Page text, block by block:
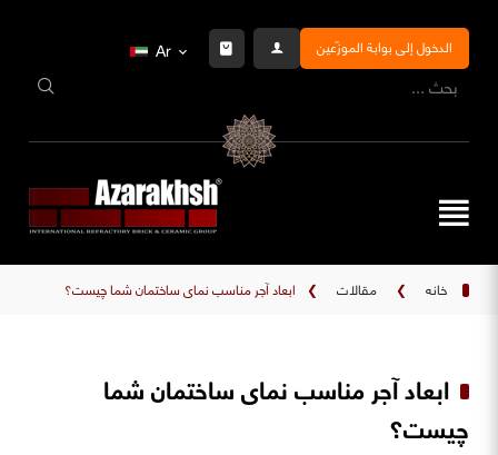
الدخول إلى بوابة الموزّعين Ar
خانه ❯ مقالات ❯ ابعاد آجر مناسب نمای ساختمان شما چیست؟
ابعاد آجر مناسب نمای ساختمان شما
چیست؟